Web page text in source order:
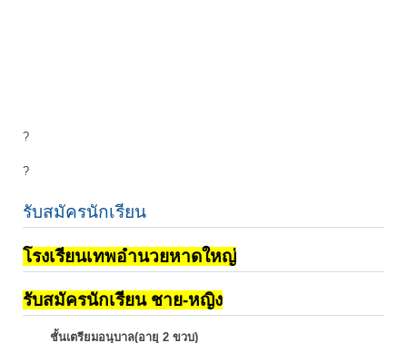
?
?
รับสมัครนักเรียน
โรงเรียนเทพอำนวยหาดใหญ่
รับสมัครนักเรียน ชาย-หญิง
ชั้นเตรียมอนุบาล(อายุ 2 ขวบ)